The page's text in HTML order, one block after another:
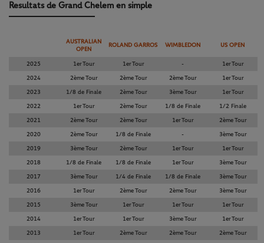
Resultats de Grand Chelem en simple
AUSTRALIAN
OPEN
ROLAND GARROS WIMBLEDON US OPEN
2025 1er Tour 1er Tour - 1er Tour
2024 2ème Tour 2ème Tour 2ème Tour 1er Tour
2023 1/8 de Finale 2ème Tour 3ème Tour 1er Tour
2022 1er Tour 2ème Tour 1/8 de Finale 1/2 Finale
2021 2ème Tour 2ème Tour 1er Tour 2ème Tour
2020 2ème Tour 1/8 de Finale - 3ème Tour
2019 3ème Tour 2ème Tour 1er Tour 1er Tour
2018 1/8 de Finale 1/8 de Finale 1er Tour 3ème Tour
2017 3ème Tour 1/4 de Finale 1/8 de Finale 3ème Tour
2016 1er Tour 2ème Tour 2ème Tour 3ème Tour
2015 3ème Tour 1er Tour 1er Tour 1er Tour
2014 1er Tour 1er Tour 3ème Tour 1er Tour
2013 1er Tour 2ème Tour 2ème Tour 2ème Tour